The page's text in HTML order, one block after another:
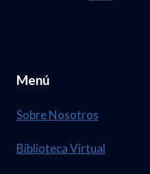
Menú
Sobre Nosotros
Biblioteca Virtual